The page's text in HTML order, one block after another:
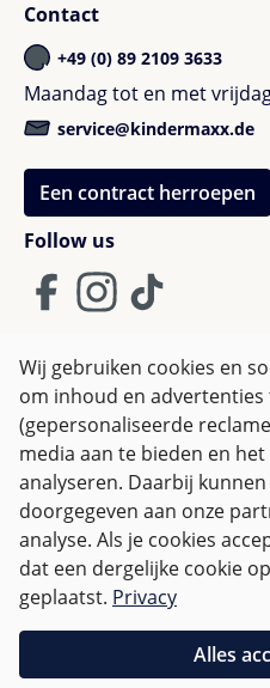
Follow us
Contact
+49 (0) 89 2109 3633
Maandag tot en met
service@kindermaxx.de
Een contract herroepen
Algemene
Privacy policy & Cookies
Alle prijzen incl. btw plus
bezorgkosten,
Wij gebruiken cookies en
om inhoud en
(gepersonaliseerde
media aan te bieden en
analyseren. Daarbij
doorgegeven aan onze
analyse. Als je cookies
dat een dergelijke cookie
geplaatst. Privacy
Alles